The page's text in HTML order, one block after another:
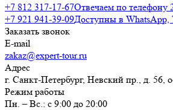
+7 812 317-17-67Отвечаем по телефону
+7 921 941-39-09Доступны в WhatsApp,
Заказать звонок
E-mail
zakaz@expert-tour.ru
Адрес
г. Санкт-Петербург, Невский пр., д. 56,
Режим работы
Пн. – Вс.: с 9:00 до 20:00